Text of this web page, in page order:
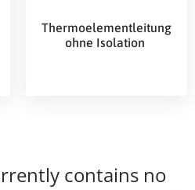
Thermoelementleitung
ohne Isolation
contains no